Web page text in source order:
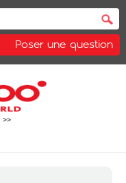
Poser une question